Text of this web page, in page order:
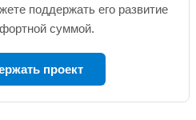
поддержать его развитие
суммой.
проект